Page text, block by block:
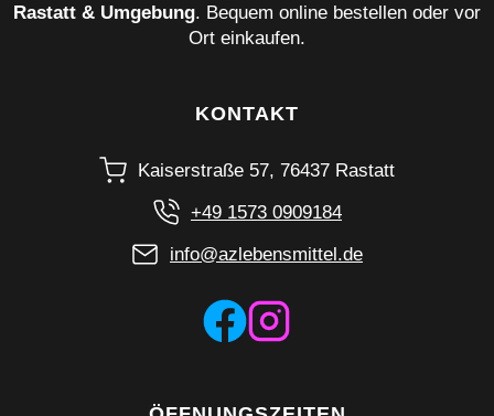
Rastatt & Umgebung. Bequem online bestellen oder vor
Ort einkaufen.
KONTAKT
Kaiserstraße 57, 76437 Rastatt
+49 1573 0909184
info@azlebensmittel.de